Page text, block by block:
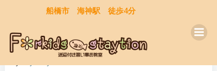
コ
ン
ン
ツ
へ
船橋市 海神駅 徒歩4分